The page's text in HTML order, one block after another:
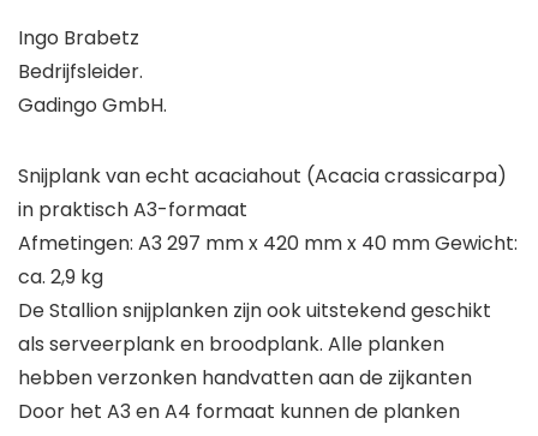
Ingo Brabetz
Bedrijfsleider.
Gadingo GmbH.
Snijplank van echt acaciahout (Acacia crassicarpa)
in praktisch A3-formaat
Afmetingen: A3 297 mm x 420 mm x 40 mm Gewicht:
ca. 2,9 kg
De Stallion snijplanken zijn ook uitstekend geschikt
als serveerplank en broodplank. Alle planken
hebben verzonken handvatten aan de zijkanten
Door het A3 en A4 formaat kunnen de planken